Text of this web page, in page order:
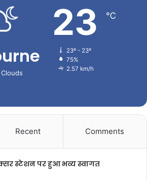
23 ℃
23º - 23º
75%
2.57 km/h
Recent Comments
स्टेशन पर हुआ भव्य स्वागत